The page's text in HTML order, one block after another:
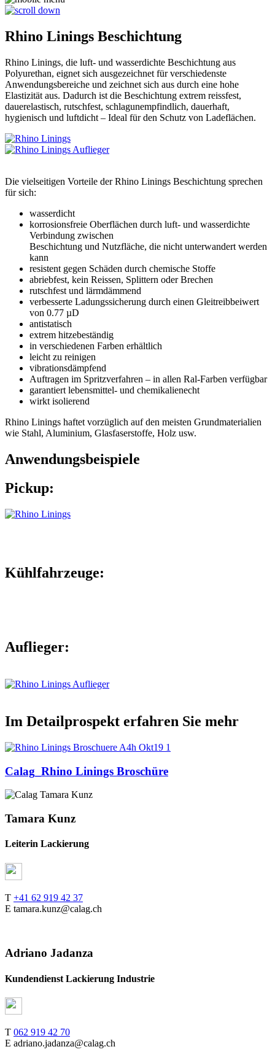
Rhino Linings Beschichtung
Rhino Linings, die luft- und wasserdichte Beschichtung aus
Polyurethan, eignet sich ausgezeichnet für verschiedenste
Anwendungsbereiche und zeichnet sich aus durch eine hohe
Elastizität aus. Dadurch ist die Beschichtung extrem reissfest,
dauerelastisch, rutschfest, schlagunempfindlich, dauerhaft,
hygienisch und luftdicht – Ideal für den Schutz von Ladeflächen.
Die vielseitigen Vorteile der Rhino Linings Beschichtung sprechen
für sich:
wasserdicht
korrosionsfreie Oberflächen durch luft- und wasserdichte
Verbindung zwischen
Beschichtung und Nutzfläche, die nicht unterwandert werden
kann
resistent gegen Schäden durch chemische Stoffe
abriebfest, kein Reissen, Splittern oder Brechen
rutschfest und lärmdämmend
verbesserte Ladungssicherung durch einen Gleitreibbeiwert
von 0.77 µD
antistatisch
extrem hitzebeständig
in verschiedenen Farben erhältlich
leicht zu reinigen
vibrationsdämpfend
Auftragen im Spritzverfahren – in allen Ral-Farben verfügbar
garantiert lebensmittel- und chemikalienecht
wirkt isolierend
Rhino Linings haftet vorzüglich auf den meisten Grundmaterialien
wie Stahl, Aluminium, Glasfaserstoffe, Holz usw.
Anwendungsbeispiele
Pickup:
Kühlfahrzeuge:
Auflieger:
Im Detailprospekt erfahren Sie mehr
Calag_Rhino Linings Broschüre
Tamara Kunz
Leiterin Lackierung
T +41 62 919 42 37
E tamara.kunz@calag.ch
Adriano Jadanza
Kundendienst Lackierung Industrie
T 062 919 42 70
E adriano.jadanza@calag.ch